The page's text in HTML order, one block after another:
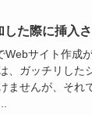
た際に挿入
サイト作成
、ガッチリした
ませんが、それ